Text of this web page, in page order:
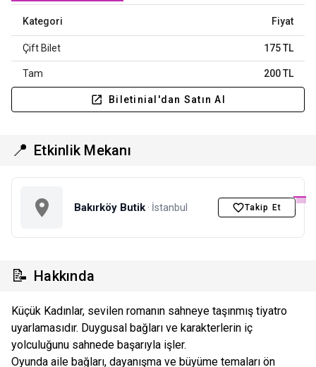
Kategori Fiyat
Çift Bilet 175 TL
Tam 200 TL
Biletinial'dan Satın Al
📍 Etkinlik Mekanı
Bakırköy Butik · İstanbul Takip Et
📝 Hakkında
Küçük Kadınlar, sevilen romanın sahneye taşınmış tiyatro
uyarlamasıdır. Duygusal bağları ve karakterlerin iç
yolculuğunu sahnede başarıyla işler.
Oyunda aile bağları, dayanışma ve büyüme temaları ön